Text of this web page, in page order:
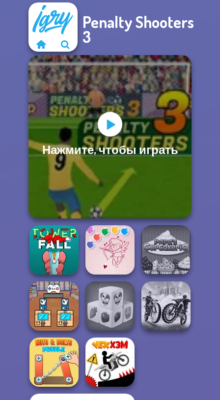
Penalty Shooters
3
Нажмите, чтобы играть
Tower Fall
Bubble Shooter
Valentine
Papa's
Cupcakeria
Black Friday
Stacker
Farm Mahjong
3D